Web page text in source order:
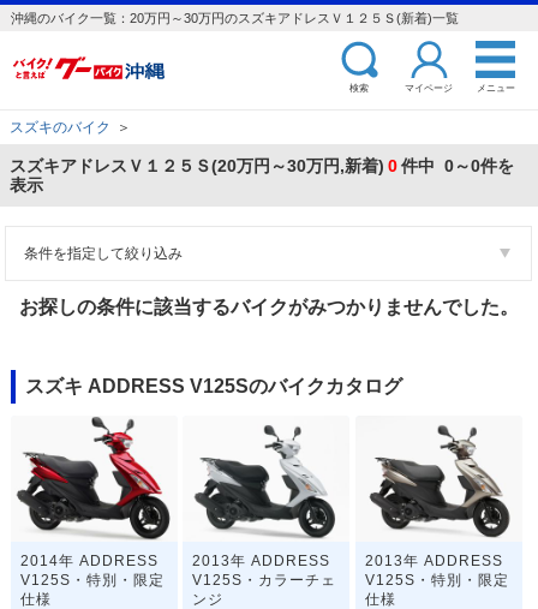
沖縄のバイク一覧：20万円～30万円のスズキアドレスＶ１２５Ｓ(新着)一覧
検索 マイページ メニュー
スズキのバイク ＞
スズキアドレスＶ１２５Ｓ(20万円～30万円,新着) 0件中 0～0件を
表示
条件を指定して絞り込み
お探しの条件に該当するバイクがみつかりませんでした。
スズキ ADDRESS V125Sのバイクカタログ
2014年 ADDRESS
V125S・特別・限定
仕様
2013年 ADDRESS
V125S・カラーチェ
ンジ
2013年 ADDRESS
V125S・特別・限定
仕様